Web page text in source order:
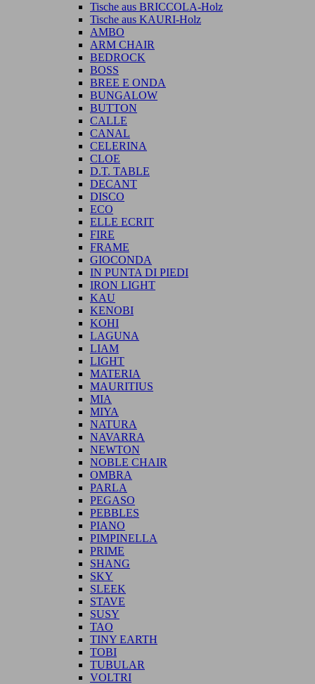
Tische aus BRICCOLA-Holz
Tische aus KAURI-Holz
AMBO
ARM CHAIR
BEDROCK
BOSS
BREE E ONDA
BUNGALOW
BUTTON
CALLE
CANAL
CELERINA
CLOE
D.T. TABLE
DECANT
DISCO
ECO
ELLE ECRIT
FIRE
FRAME
GIOCONDA
IN PUNTA DI PIEDI
IRON LIGHT
KAU
KENOBI
KOHI
LAGUNA
LIAM
LIGHT
MATERIA
MAURITIUS
MIA
MIYA
NATURA
NAVARRA
NEWTON
NOBLE CHAIR
OMBRA
PARLA
PEGASO
PEBBLES
PIANO
PIMPINELLA
PRIME
SHANG
SKY
SLEEK
STAVE
SUSY
TAO
TINY EARTH
TOBI
TUBULAR
VOLTRI